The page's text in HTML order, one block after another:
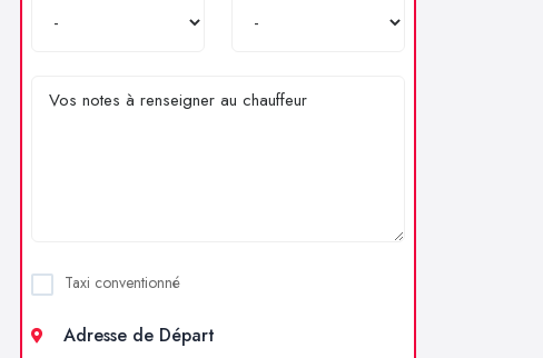
Taxi conventionné
Adresse de Départ